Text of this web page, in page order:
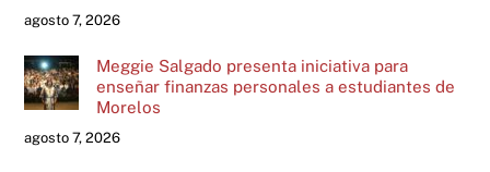
agosto 7, 2026
Meggie Salgado presenta iniciativa para
enseñar finanzas personales a estudiantes de
Morelos
agosto 7, 2026